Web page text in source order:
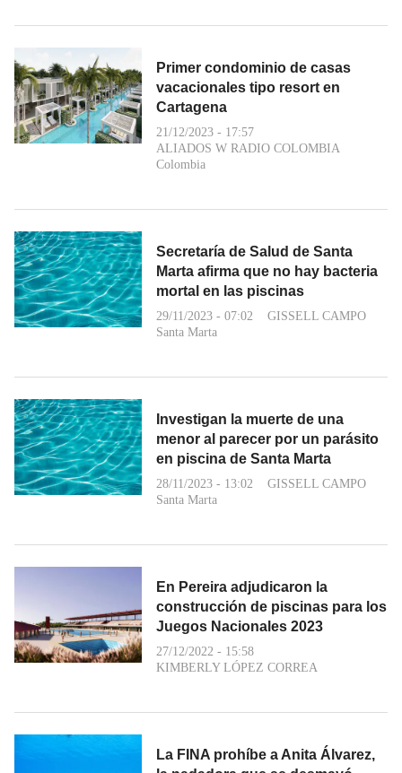
Primer condominio de casas
vacacionales tipo resort en
Cartagena
21/12/2023 - 17:57
ALIADOS W RADIO COLOMBIA
Colombia
Secretaría de Salud de Santa
Marta afirma que no hay bacteria
mortal en las piscinas
29/11/2023 - 07:02
GISSELL CAMPO
Santa Marta
Investigan la muerte de una
menor al parecer por un parásito
en piscina de Santa Marta
28/11/2023 - 13:02
GISSELL CAMPO
Santa Marta
En Pereira adjudicaron la
construcción de piscinas para los
Juegos Nacionales 2023
27/12/2022 - 15:58
KIMBERLY LÓPEZ CORREA
La FINA prohíbe a Anita Álvarez,